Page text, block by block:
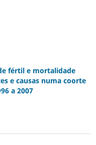
fértil e mortalidade
e causas numa coorte
a 2007